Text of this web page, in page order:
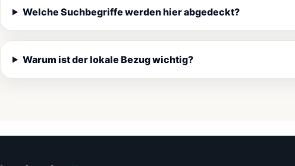
Welche Suchbegriffe werden hier abgedeckt?
Warum ist der lokale Bezug wichtig?